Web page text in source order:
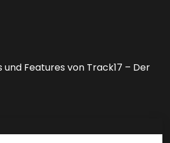
und Features von Track17 – Der